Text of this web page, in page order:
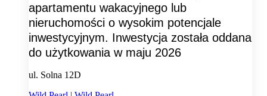
apartamentu wakacyjnego lub
nieruchomości o wysokim potencjale
inwestycyjnym. Inwestycja została oddana
do użytkowania w maju 2026
ul. Solna 12D